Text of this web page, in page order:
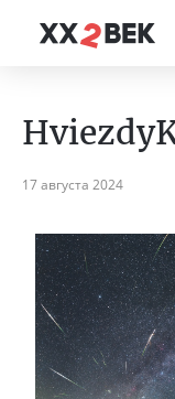
17 августа 2024